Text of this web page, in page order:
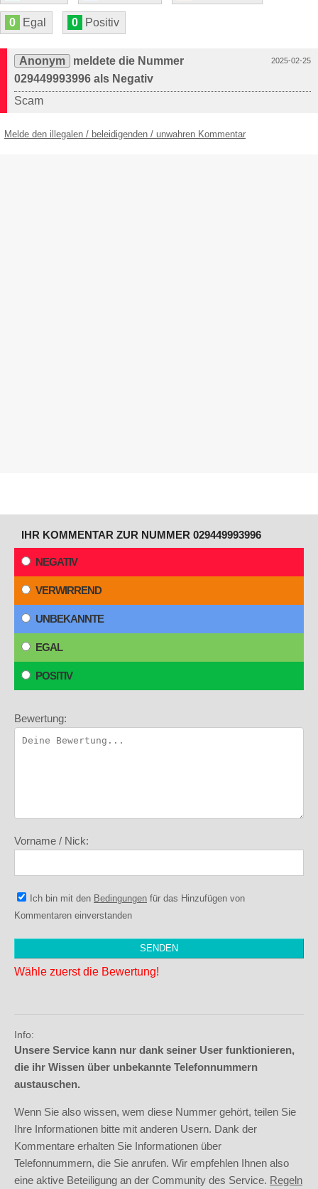
0 Egal 0 Positiv
2025-02-25
Anonym
meldete die Nummer
029449993996 als Negativ
Scam
Melde den illegalen / beleidigenden / unwahren Kommentar
IHR KOMMENTAR ZUR NUMMER 029449993996
NEGATIV
VERWIRREND
UNBEKANNTE
EGAL
POSITIV
Bewertung:
Vorname / Nick:
Ich bin mit den Bedingungen für das Hinzufügen von
Kommentaren einverstanden
Wähle zuerst die Bewertung!
Info:
Unsere Service kann nur dank seiner User funktionieren,
die ihr Wissen über unbekannte Telefonnummern
austauschen.
Wenn Sie also wissen, wem diese Nummer gehört, teilen Sie
Ihre Informationen bitte mit anderen Usern. Dank der
Kommentare erhalten Sie Informationen über
Telefonnummern, die Sie anrufen. Wir empfehlen Ihnen also
eine aktive Beteiligung an der Community des Service. Regeln